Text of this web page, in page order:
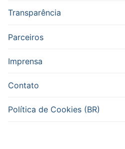
Transparência
Parceiros
Imprensa
Contato
Política de Cookies (BR)